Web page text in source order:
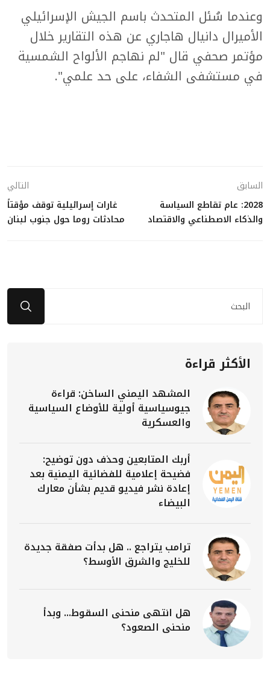
وعندما سُئل المتحدث باسم الجيش الإسرائيلي
الأميرال دانيال هاجاري عن هذه التقارير خلال
مؤتمر صحفي قال "لم نهاجم الألواح الشمسية
في مستشفى الشفاء، على حد علمي".
السابق
2028: عام تقاطع السياسة
والذكاء الاصطناعي والاقتصاد
التالي
غارات إسرائيلية توقف مؤقتاً
محادثات روما حول جنوب لبنان
الأكثر قراءة
المشهد اليمني الساخن: قراءة
جيوسياسية أولية للأوضاع السياسية
والعسكرية
أربك المتابعين وحذف دون توضيح:
فضيحة إعلامية للفضائية اليمنية بعد
إعادة نشر فيديو قديم بشأن معارك
البيضاء
ترامب يتراجع .. هل بدأت صفقة جديدة
للخليج والشرق الأوسط؟
هل انتهى منحنى السقوط... وبدأ
منحنى الصعود؟